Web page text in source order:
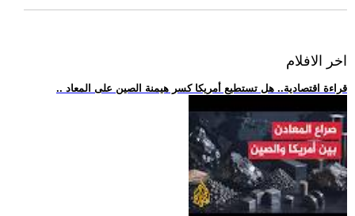
اخر الافلام
.. قراءة اقتصادية.. هل تستطيع أمريكا كسر هيمنة الصين على المعاد